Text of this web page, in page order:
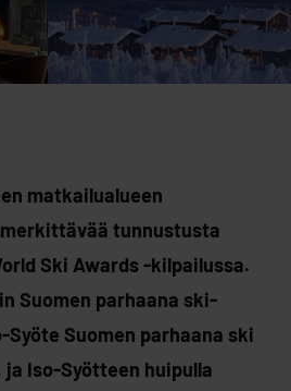
matkailualueen
tunnustusta
Ski Awards -kilpailussa.
Suomen parhaana ski-
Suomen parhaana ski
Iso-Syötteen huipulla